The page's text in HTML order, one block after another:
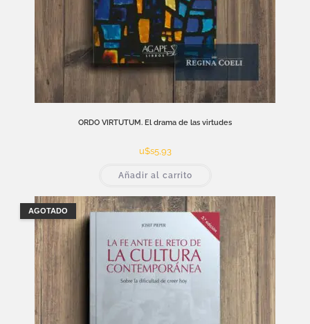
ORDO VIRTUTUM. El drama de las virtudes
u$s5,93
Añadir al carrito
AGOTADO